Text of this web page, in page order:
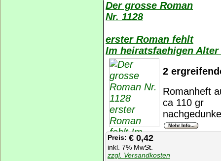
Der grosse Roman
Nr. 1128
erster Roman fehlt
Im heiratsfaehigen Alter
2
Romanheft
ca 110 gr
Preis: € 0,42
inkl. 7% MwSt.
zzgl. Versandkosten